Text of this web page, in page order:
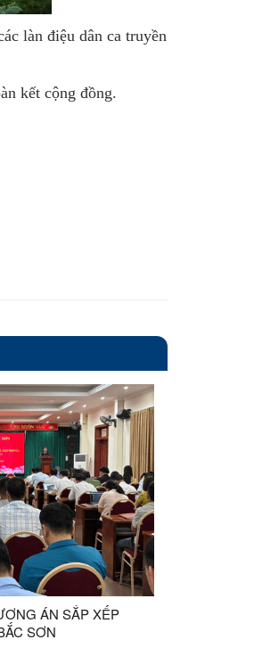
làn điệu dân ca truyền
kết cộng đồng.
ÁN SẮP XẾP
SƠN